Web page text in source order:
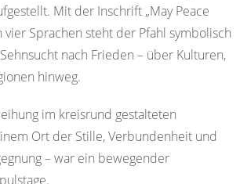
Mit der Inschrift „May Peace
vier Sprachen steht der Pfahl symbolisch
nach Frieden – über Kulturen,
hinweg.
im kreisrund gestalteten
Ort der Stille, Verbundenheit und
– war ein bewegender